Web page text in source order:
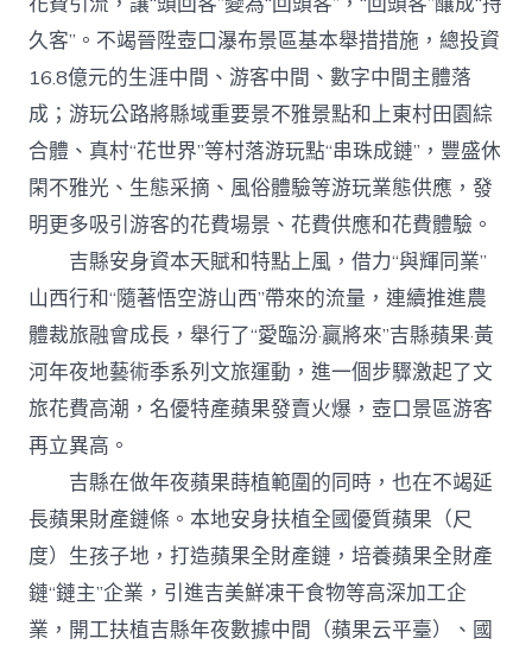
久客”。不竭晉陞壺口瀑布景區基本舉措措施，總投資
16.8億元的生涯中間、游客中間、數字中間主體落
成；游玩公路將縣域重要景不雅景點和上東村田園綜
合體、真村“花世界”等村落游玩點“串珠成鏈”，豐盛休
閑不雅光、生態采摘、風俗體驗等游玩業態供應，發
明更多吸引游客的花費場景、花費供應和花費體驗。
吉縣安身資本天賦和特點上風，借力“與輝同業”
山西行和“隨著悟空游山西”帶來的流量，連續推進農
體裁旅融會成長，舉行了“愛臨汾·贏將來”吉縣蘋果·黃
河年夜地藝術季系列文旅運動，進一個步驟激起了文
旅花費高潮，名優特產蘋果發賣火爆，壺口景區游客
再立異高。
吉縣在做年夜蘋果蒔植範圍的同時，也在不竭延
長蘋果財產鏈條。本地安身扶植全國優質蘋果（尺
度）生孩子地，打造蘋果全財產鏈，培養蘋果全財產
鏈“鏈主”企業，引進吉美鮮凍干食物等高深加工企
業，開工扶植吉縣年夜數據中間（蘋果云平臺）、國